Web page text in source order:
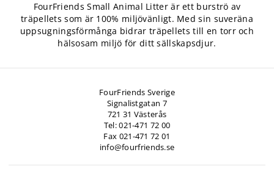
FourFriends Small Animal Litter är ett burströ av
träpellets som är 100% miljövänligt. Med sin suveräna
uppsugningsförmånga bidrar träpellets till en torr och
hälsosam miljö för ditt sällskapsdjur.
FourFriends Sverige
Signalistgatan 7
721 31 Västerås
Tel: 021-471 72 00
Fax 021-471 72 01
info@fourfriends.se